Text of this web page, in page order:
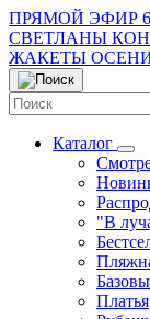
ПРЯМОЙ ЭФИР
СВЕТЛАНЫ
ЖАКЕТЫ ОСЕНИ
Каталог
"В
Платья